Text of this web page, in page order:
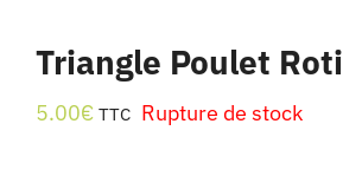
Triangle Poulet Roti
5.00€ TTC Rupture de stock